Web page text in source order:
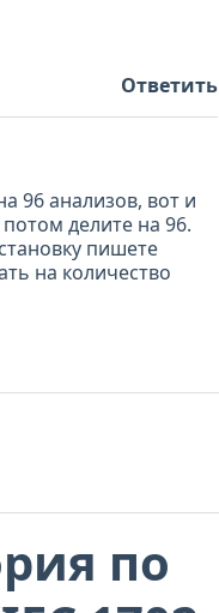
Ответить
96 анализов, вот и
делите на 96.
пишете
на количество
по